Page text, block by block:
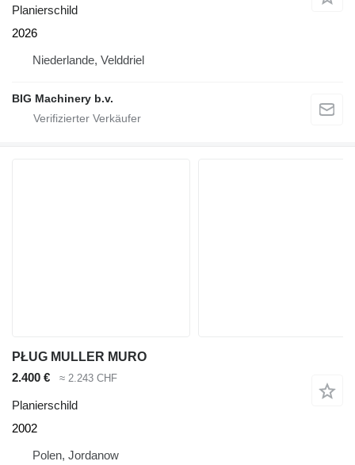
Planierschild
2026
Niederlande, Velddriel
BIG Machinery b.v.
PŁUG MULLER MURO
2.400 €
≈ 2.243 CHF
Planierschild
2002
Polen, Jordanow